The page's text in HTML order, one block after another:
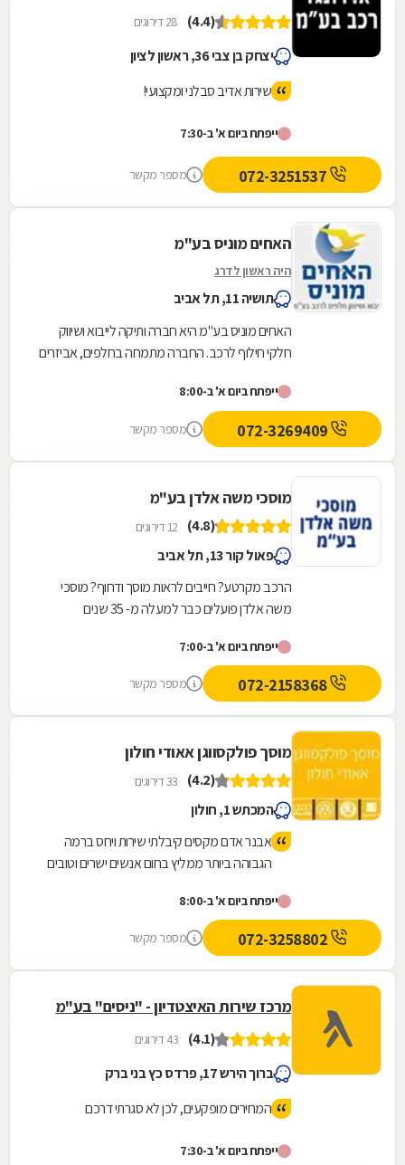
(4.4) 28 דירוגים
יצחק בן צבי 36, ראשון לציון
שירות אדיב סבלני ומקצועי!
ייפתח ביום א' ב-7:30
מספר מקשר
האחים מוניס בע"מ
היה ראשון לדרג
תושיה 11, תל אביב
האחים מוניס בע"מ היא חברה ותיקה לייבוא ושיווק
חלקי חילוף לרכב. החברה מתמחה בחלפים, אביזרים
אליכם...
ייפתח ביום א' ב-8:00
מספר מקשר
מוסכי משה אלדן בע"מ
(4.8) 12 דירוגים
פאול קור 13, תל אביב
הרכב מקרטע? חייבים לראות מוסך ודחוף? מוסכי
משה אלדן פועלים כבר למעלה מ- 35 שנים
תיהנו משירות...
ייפתח ביום א' ב-7:00
072-2158368 מספר מקשר
מוסך פולקסווגן אאודי חולון
(4.2) 33 דירוגים
המכתש 1, חולון
אבנר אדם מקסים קיבלתי שירות ויחס ברמה
הגבוהה ביותר ממליץ בחום אנשים ישרים וטובים
ייפתח ביום א' ב-8:00
מספר מקשר
מרכז שירות האיצטדיון - "ניסים" בע"מ
(4.1) 43 דירוגים
ברוך הירש 17, פרדס כץ בני ברק
המחירים מופקעים, לכן לא סגרתי דרכם
ייפתח ביום א' ב-7:30